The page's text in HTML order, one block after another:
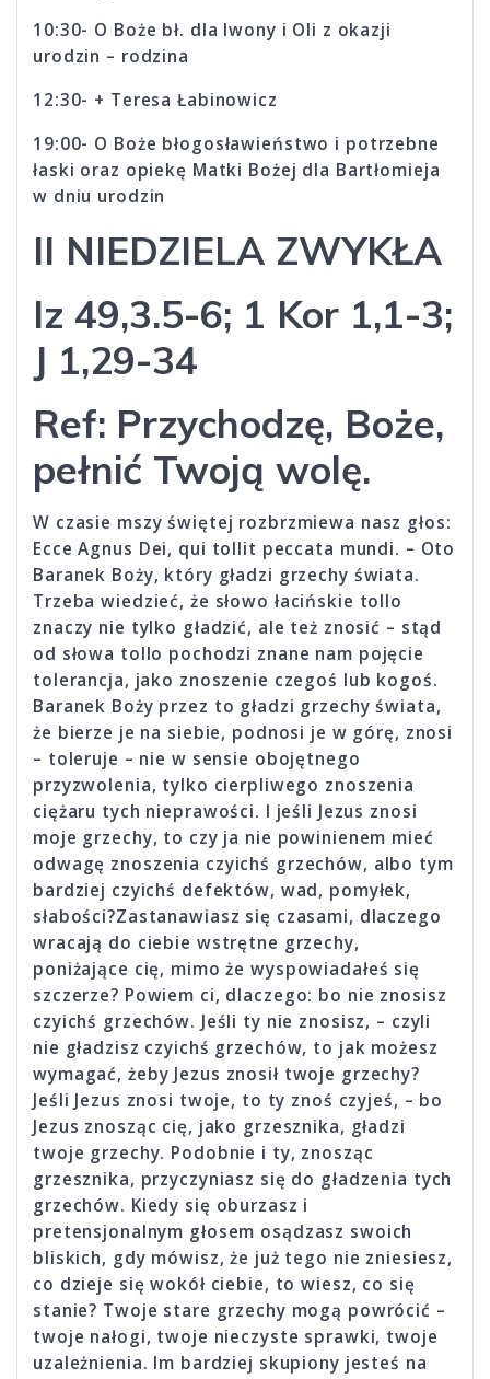
10:30- O Boże bł. dla Iwony i Oli z okazji
urodzin – rodzina
12:30- + Teresa Łabinowicz
19:00- O Boże błogosławieństwo i potrzebne
łaski oraz opiekę Matki Bożej dla Bartłomieja
w dniu urodzin
II NIEDZIELA ZWYKŁA
Iz 49,3.5-6; 1 Kor 1,1-3;
J 1,29-34
Ref: Przychodzę, Boże,
pełnić Twoją wolę.
W czasie mszy świętej rozbrzmiewa nasz głos:
Ecce Agnus Dei, qui tollit peccata mundi. – Oto
Baranek Boży, który gładzi grzechy świata.
Trzeba wiedzieć, że słowo łacińskie tollo
znaczy nie tylko gładzić, ale też znosić – stąd
od słowa tollo pochodzi znane nam pojęcie
tolerancja, jako znoszenie czegoś lub kogoś.
Baranek Boży przez to gładzi grzechy świata,
że bierze je na siebie, podnosi je w górę, znosi
– toleruje – nie w sensie obojętnego
przyzwolenia, tylko cierpliwego znoszenia
ciężaru tych nieprawości. I jeśli Jezus znosi
moje grzechy, to czy ja nie powinienem mieć
odwagę znoszenia czyichś grzechów, albo tym
bardziej czyichś defektów, wad, pomyłek,
słabości?Zastanawiasz się czasami, dlaczego
wracają do ciebie wstrętne grzechy,
poniżające cię, mimo że wyspowiadałeś się
szczerze? Powiem ci, dlaczego: bo nie znosisz
czyichś grzechów. Jeśli ty nie znosisz, – czyli
nie gładzisz czyichś grzechów, to jak możesz
wymagać, żeby Jezus znosił twoje grzechy?
Jeśli Jezus znosi twoje, to ty znoś czyjeś, – bo
Jezus znosząc cię, jako grzesznika, gładzi
twoje grzechy. Podobnie i ty, znosząc
grzesznika, przyczyniasz się do gładzenia tych
grzechów. Kiedy się oburzasz i
pretensjonalnym głosem osądzasz swoich
bliskich, gdy mówisz, że już tego nie zniesiesz,
co dzieje się wokół ciebie, to wiesz, co się
stanie? Twoje stare grzechy mogą powrócić –
twoje nałogi, twoje nieczyste sprawki, twoje
uzależnienia. Im bardziej skupiony jesteś na